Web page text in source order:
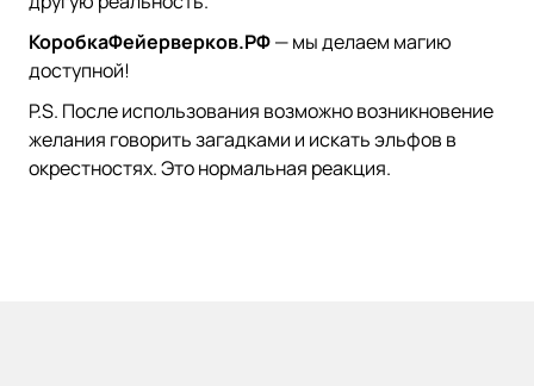
КоробкаФейерверков.РФ— мы делаем магию
доступной!
P.S. После использования возможно возникновение
желания говорить загадками и искать эльфов в
окрестностях. Это нормальная реакция.